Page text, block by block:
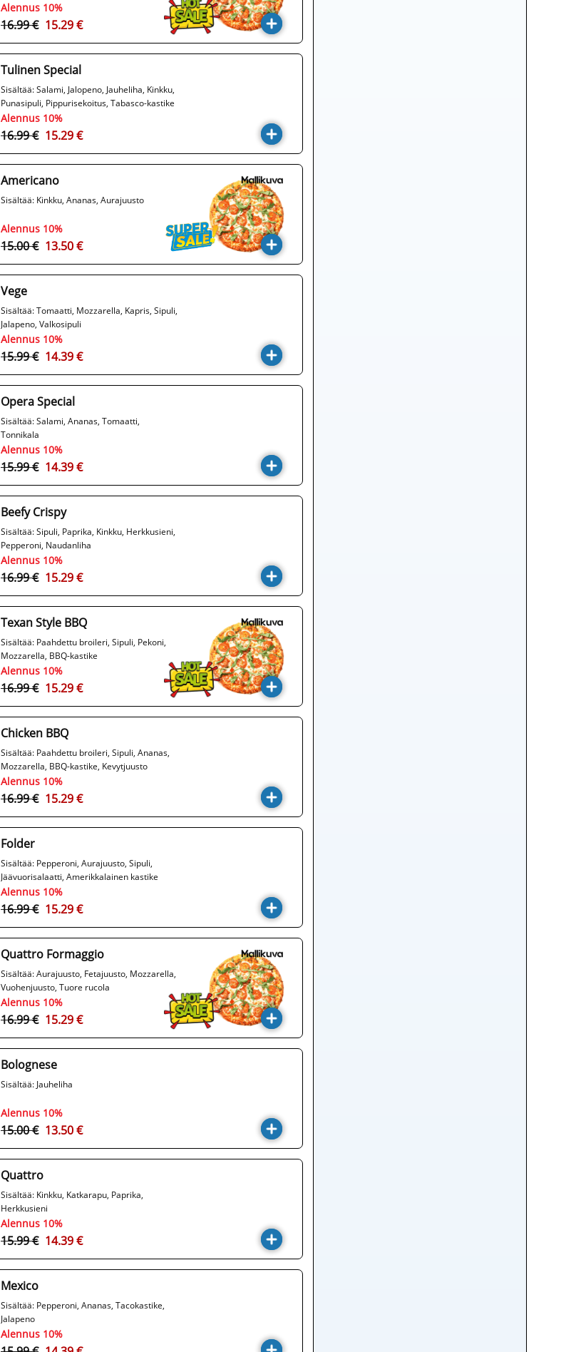
Alennus 10%
16.99 € 15.29 €
Tulinen Special
Sisältää: Salami, Jalopeno, Jauheliha, Kinkku,
Punasipuli, Pippurisekoitus, Tabasco-kastike
Alennus 10%
16.99 € 15.29 €
Americano
Sisältää: Kinkku, Ananas, Aurajuusto
Alennus 10%
15.00 € 13.50 €
Vege
Sisältää: Tomaatti, Mozzarella, Kapris, Sipuli,
Jalapeno, Valkosipuli
Alennus 10%
15.99 € 14.39 €
Opera Special
Sisältää: Salami, Ananas, Tomaatti,
Tonnikala
Alennus 10%
15.99 € 14.39 €
Beefy Crispy
Sisältää: Sipuli, Paprika, Kinkku, Herkkusieni,
Pepperoni, Naudanliha
Alennus 10%
16.99 € 15.29 €
Texan Style BBQ
Sisältää: Paahdettu broileri, Sipuli, Pekoni,
Mozzarella, BBQ-kastike
Alennus 10%
16.99 € 15.29 €
Chicken BBQ
Sisältää: Paahdettu broileri, Sipuli, Ananas,
Mozzarella, BBQ-kastike, Kevytjuusto
Alennus 10%
16.99 € 15.29 €
Folder
Sisältää: Pepperoni, Aurajuusto, Sipuli,
Jäävuorisalaatti, Amerikkalainen kastike
Alennus 10%
16.99 € 15.29 €
Quattro Formaggio
Sisältää: Aurajuusto, Fetajuusto, Mozzarella,
Vuohenjuusto, Tuore rucola
Alennus 10%
16.99 € 15.29 €
Bolognese
Sisältää: Jauheliha
Alennus 10%
15.00 € 13.50 €
Quattro
Sisältää: Kinkku, Katkarapu, Paprika,
Herkkusieni
Alennus 10%
15.99 € 14.39 €
Mexico
Sisältää: Pepperoni, Ananas, Tacokastike,
Jalapeno
Alennus 10%